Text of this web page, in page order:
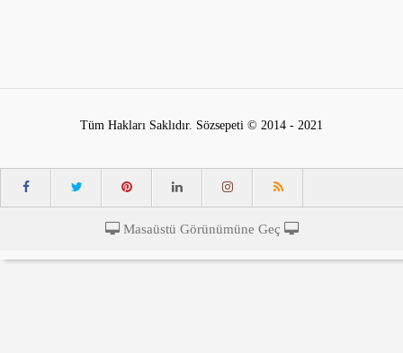
Tüm Hakları Saklıdır. Sözsepeti © 2014 - 2021
Masaüstü Görünümüne Geç